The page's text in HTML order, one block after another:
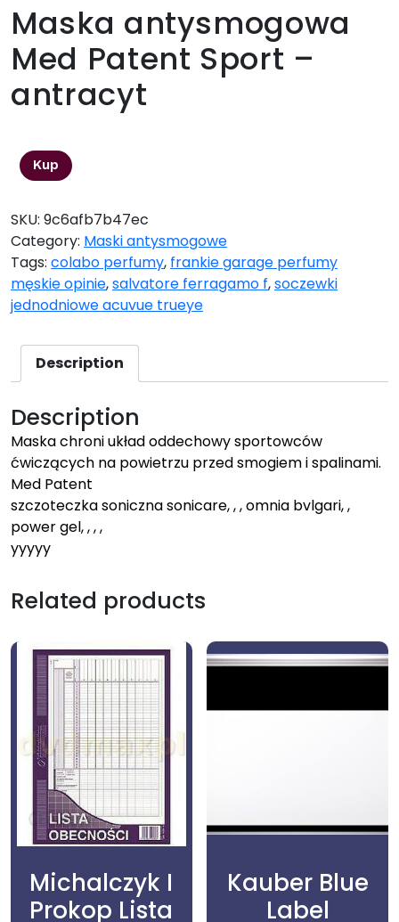
Maska antysmogowa
Med Patent Sport –
antracyt
Kup
SKU: 9c6afb7b47ec
Category: Maski antysmogowe
Tags: colabo perfumy, frankie garage perfumy
męskie opinie,salvatore ferragamo f,soczewki
jednodniowe acuvue trueye
Description
Description
Maska chroni układ oddechowy sportowców
ćwiczących na powietrzu przed smogiem i spalinami.
Med Patent
szczoteczka soniczna sonicare, , , omnia bvlgari, ,
power gel, , , ,
yyyyy
Related products
Michalczyk I
Prokop Lista
Kauber Blue
Label